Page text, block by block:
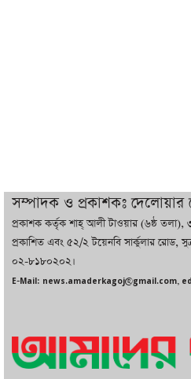
বাজারে কাঁচা
আগে দেখিনি’
সম্পাদক ও প্রকাশকঃ
প্রকাশক কর্তৃক শাহ্ আলী টাওয়ার (৬ষ্ঠ তলা),
প্রকাশিত এবং ৫২/২ টয়েনবি সার্কুলার রোড,
০২-৮১৮০২০২।
E-Mail: news.amaderkagoj@gmail.com,